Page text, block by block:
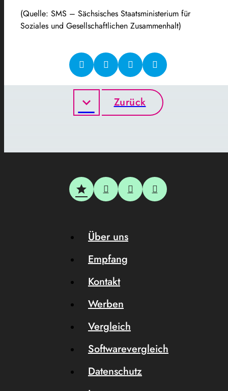
(Quelle: SMS – Sächsisches Staatsministerium für
Soziales und Gesellschaftlichen Zusammenhalt)
Zurück
Über uns
Empfang
Kontakt
Werben
Vergleich
Softwarevergleich
Datenschutz